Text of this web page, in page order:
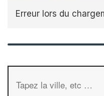
Erreur lors du